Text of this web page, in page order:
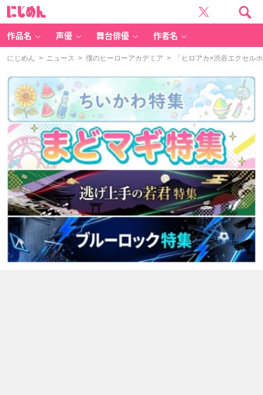
作品名 声優 舞台俳優 作者名
にじめん > ニュース > 僕のヒーローアカデミア > 「ヒロアカ×渋谷エクセル